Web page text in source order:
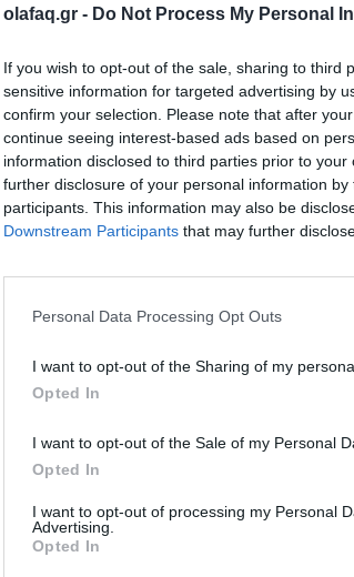
olafaq.gr - Do Not Process My Personal
If you wish to opt-out of the sale, sharing to third
sensitive information for targeted advertising by
confirm your selection. Please note that after
continue seeing interest-based ads based on
information disclosed to third parties prior to
further disclosure of your personal information
participants. This information may also be
Downstream Participants that may further
Personal Data Processing Opt Outs
I want to opt-out of the Sharing of my
Opted In
I want to opt-out of the Sale of my Personal
Opted In
I want to opt-out of processing my Personal
Advertising.
Opted In